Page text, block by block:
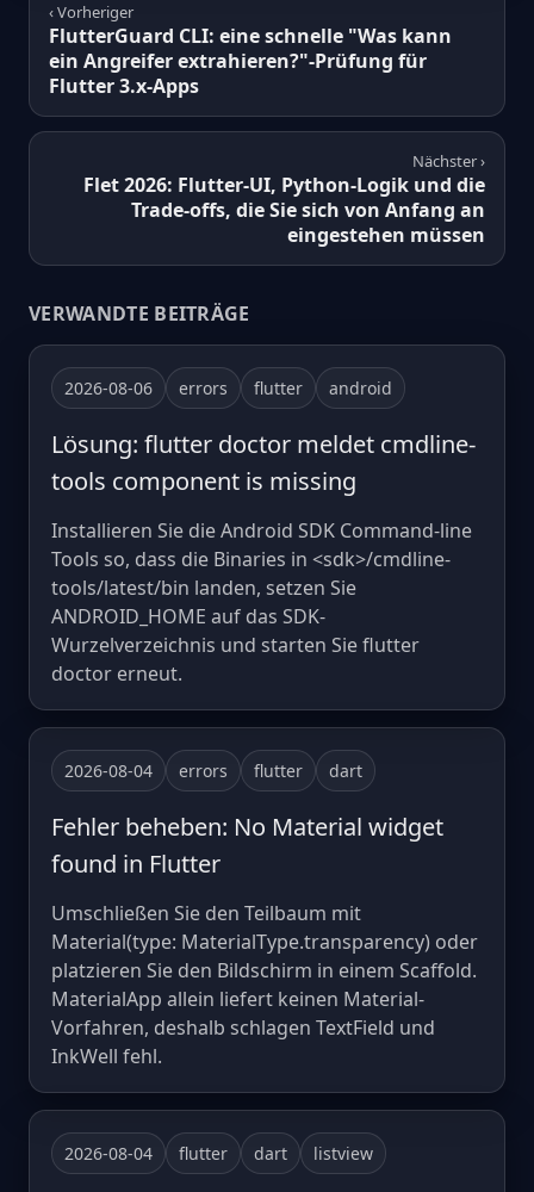
‹ Vorheriger
FlutterGuard CLI: eine schnelle "Was kann
ein Angreifer extrahieren?"-Prüfung für
Flutter 3.x-Apps
Nächster ›
Flet 2026: Flutter-UI, Python-Logik und die
Trade-offs, die Sie sich von Anfang an
eingestehen müssen
VERWANDTE BEITRÄGE
2026-08-06 errors flutter android
Lösung: flutter doctor meldet cmdline-
tools component is missing
Installieren Sie die Android SDK Command-line
Tools so, dass die Binaries in <sdk>/cmdline-
tools/latest/bin landen, setzen Sie
ANDROID_HOME auf das SDK-
Wurzelverzeichnis und starten Sie flutter
doctor erneut.
2026-08-04 errors flutter dart
Fehler beheben: No Material widget
found in Flutter
Umschließen Sie den Teilbaum mit
Material(type: MaterialType.transparency) oder
platzieren Sie den Bildschirm in einem Scaffold.
MaterialApp allein liefert keinen Material-
Vorfahren, deshalb schlagen TextField und
InkWell fehl.
2026-08-04 flutter dart listview